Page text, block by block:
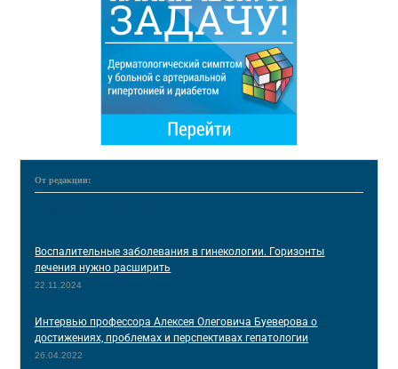
От редакции:
Воспалительные заболевания в гинекологии. Горизонты
лечения нужно расширить
22.11.2024
Интервью профессора Алексея Олеговича Буеверова о
достижениях, проблемах и перспективах гепатологии
26.04.2022